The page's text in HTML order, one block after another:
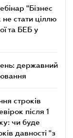
"Бізнес
не стати ціллю
та БЕБ у
державний
строків
після 1
чи буде
давності "з